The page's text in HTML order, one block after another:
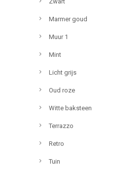
Marmer goud
Muur 1
Mint
Licht grijs
Oud roze
Witte baksteen
Terrazzo
Retro
Tuin